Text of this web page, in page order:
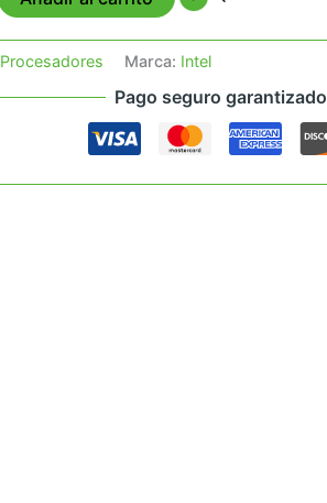
Procesadores Marca: Intel
Pago seguro garantizado